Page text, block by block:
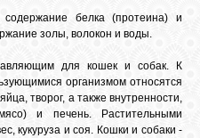
содержание белка (протеина) и
золы, волокон и воды.
для кошек и собак. К
организмом относятся
творог, а также внутренности,
и печень. Растительными
кукуруза и соя. Кошки и собаки -